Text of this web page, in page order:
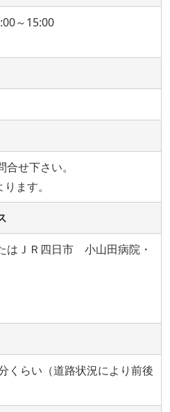
～15:00
せ下さい。
ます。
はＪＲ四日市 小山田病院・
らい（道路状況により前後